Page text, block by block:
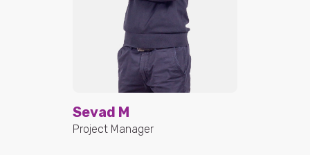
Sevad M
Project Manager